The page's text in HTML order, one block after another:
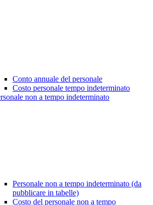
Conto annuale del personale
Costo personale tempo indeterminato
non a tempo indeterminato
Personale non a tempo indeterminato (da
pubblicare in tabelle)
Costo del personale non a tempo